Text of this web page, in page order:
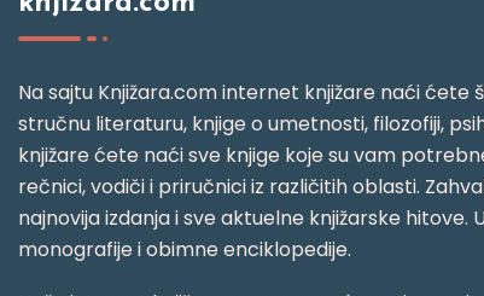
Na sajtu Knjižara.com internet knjižare naći ćete
stručnu literaturu, knjige o umetnosti, filozofiji,
knjižare ćete naći sve knjige koje su vam
rečnici, vodiči i priručnici iz različitih oblasti.
najnovija izdanja i sve aktuelne knjižarske
monografije i obimne enciklopedije.